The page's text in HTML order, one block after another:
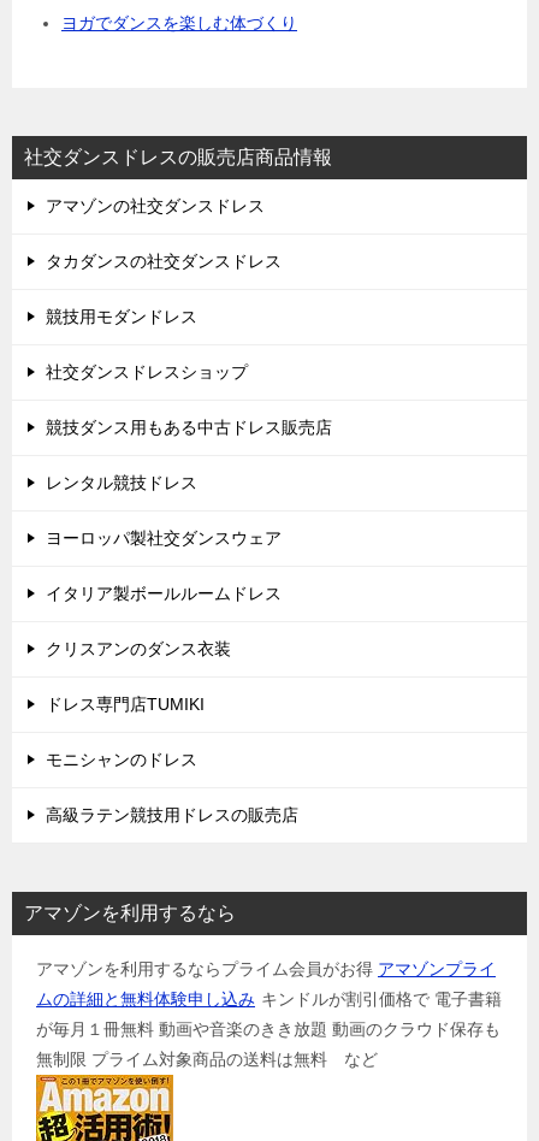
ヨガでダンスを楽しむ体づくり
社交ダンスドレスの販売店商品情報
アマゾンの社交ダンスドレス
タカダンスの社交ダンスドレス
競技用モダンドレス
社交ダンスドレスショップ
競技ダンス用もある中古ドレス販売店
レンタル競技ドレス
ヨーロッパ製社交ダンスウェア
イタリア製ボールルームドレス
クリスアンのダンス衣装
ドレス専門店TUMIKI
モニシャンのドレス
高級ラテン競技用ドレスの販売店
アマゾンを利用するなら
アマゾンを利用するならプライム会員がお得 アマゾンプライ
ムの詳細と無料体験申し込み キンドルが割引価格で 電子書籍
が毎月１冊無料 動画や音楽のきき放題 動画のクラウド保存も
無制限 プライム対象商品の送料は無料 など